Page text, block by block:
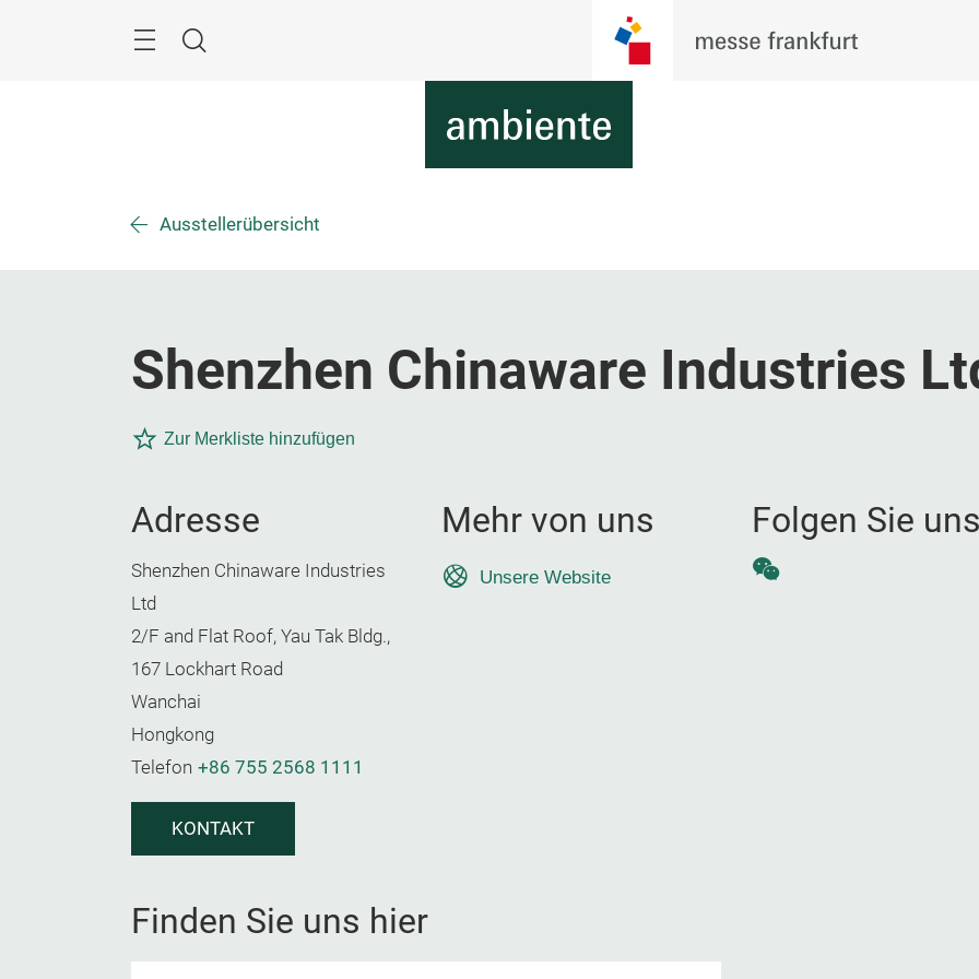
Suche
Ausstellerübersicht
Shenzhen Chinaware Industries
Zur Merkliste hinzufügen
Adresse
Shenzhen Chinaware Industries
Ltd
2/F and Flat Roof, Yau Tak Bldg.,
167 Lockhart Road
Wanchai
Hongkong
Telefon +86 755 2568 1111
KONTAKT
Mehr von uns
Unsere Website
Folgen Sie uns
WeChat
Finden Sie uns hier